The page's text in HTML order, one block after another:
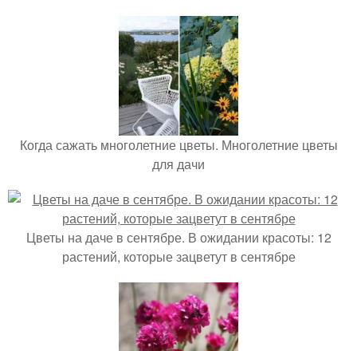
Когда сажать многолетние цветы. Многолетние цветы
для дачи
Цветы на даче в сентябре. В ожидании красоты: 12
растений, которые зацветут в сентябре